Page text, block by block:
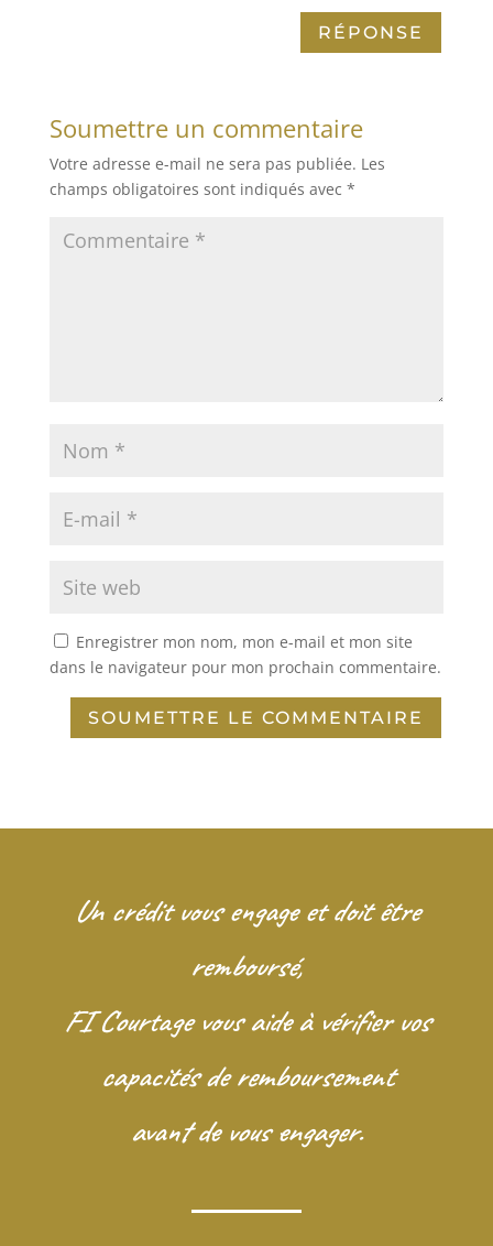
RÉPONSE
Soumettre un commentaire
Votre adresse e-mail ne sera pas publiée. Les
champs obligatoires sont indiqués avec *
Enregistrer mon nom, mon e-mail et mon site
dans le navigateur pour mon prochain commentaire.
SOUMETTRE LE COMMENTAIRE
Un crédit vous engage et doit être
remboursé,
FI Courtage vous aide à vérifier vos
capacités de remboursement
avant de vous engager.